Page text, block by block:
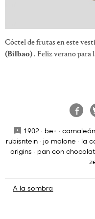
Cóctel de frutas en este
(Bilbao) . Feliz verano para
1902· be+ · camaleón
rubisntein · jo malone · la
origins · pan con
Navegación
A la sombra